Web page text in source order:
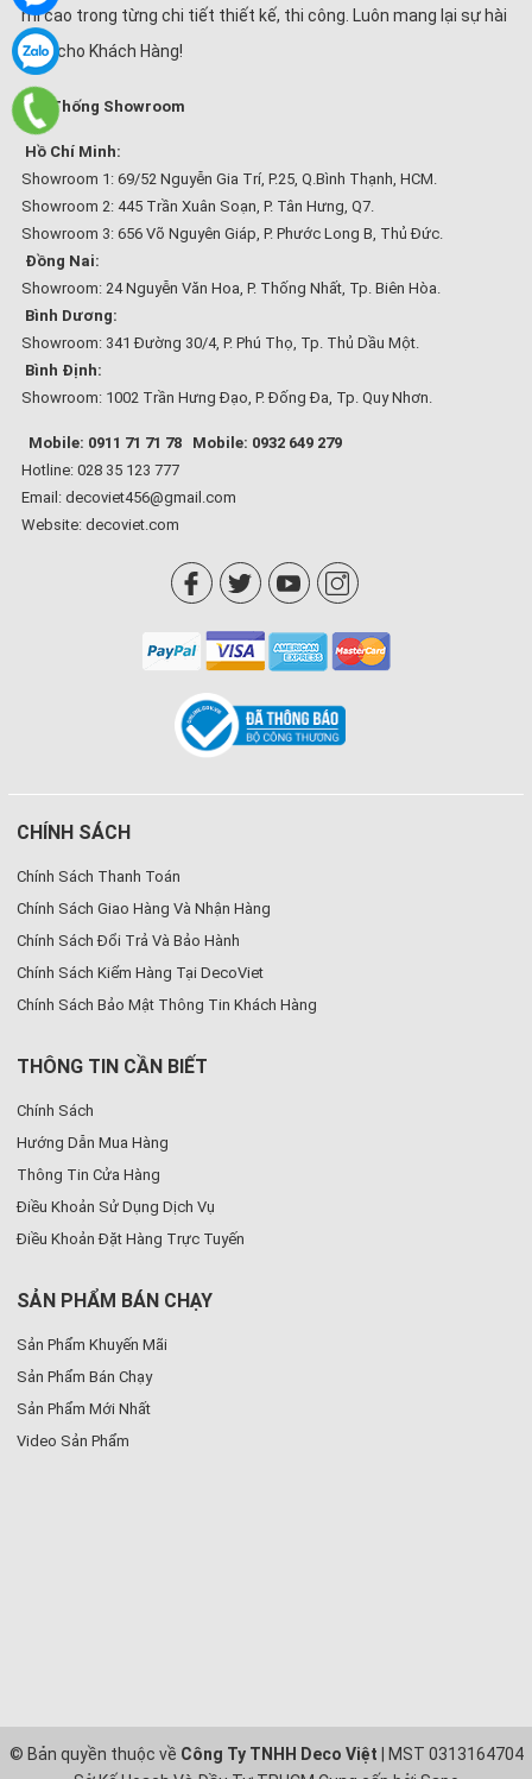
mĩ cao trong từng chi tiết thiết kế, thi công. Luôn mang lại sự hài
lòng cho Khách Hàng!
Hệ Thống Showroom
Hồ Chí Minh:
Showroom 1: 69/52 Nguyễn Gia Trí, P.25, Q.Bình Thạnh, HCM.
Showroom 2: 445 Trần Xuân Soạn, P. Tân Hưng, Q7.
Showroom 3: 656 Võ Nguyên Giáp, P. Phước Long B, Thủ Đức.
Đồng Nai:
Showroom: 24 Nguyễn Văn Hoa, P. Thống Nhất, Tp. Biên Hòa.
Bình Dương:
Showroom: 341 Đường 30/4, P. Phú Thọ, Tp. Thủ Dầu Một.
Bình Định:
Showroom: 1002 Trần Hưng Đạo, P. Đống Đa, Tp. Quy Nhơn.
Mobile: 0911 71 71 78
Mobile: 0932 649 279
Hotline: 028 35 123 777
Email: decoviet456@gmail.com
Website: decoviet.com
CHÍNH SÁCH
Chính Sách Thanh Toán
Chính Sách Giao Hàng Và Nhận Hàng
Chính Sách Đổi Trả Và Bảo Hành
Chính Sách Kiểm Hàng Tại DecoViet
Chính Sách Bảo Mật Thông Tin Khách Hàng
THÔNG TIN CẦN BIẾT
Chính Sách
Hướng Dẫn Mua Hàng
Thông Tin Cửa Hàng
Điều Khoản Sử Dụng Dịch Vụ
Điều Khoản Đặt Hàng Trực Tuyến
SẢN PHẨM BÁN CHẠY
Sản Phẩm Khuyến Mãi
Sản Phẩm Bán Chạy
Sản Phẩm Mới Nhất
Video Sản Phẩm
© Bản quyền thuộc về Công Ty TNHH Deco Việt | MST 0313164704